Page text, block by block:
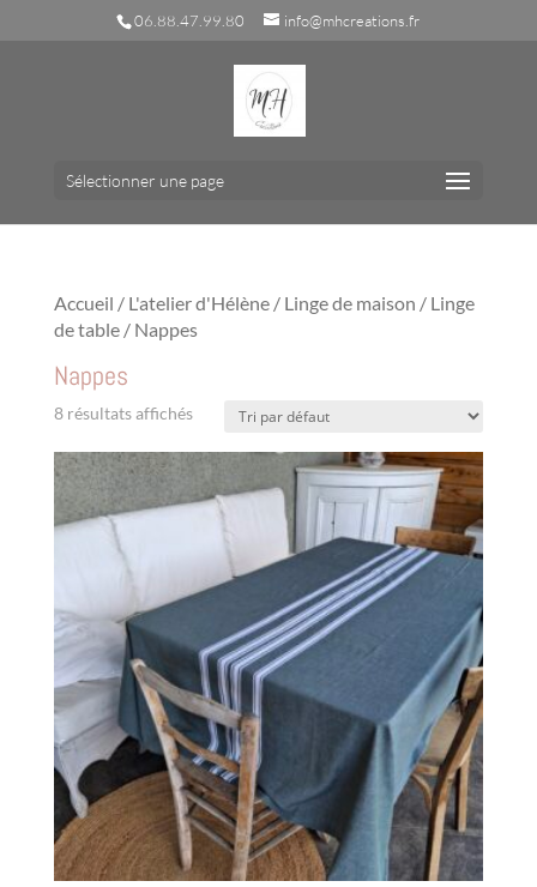
06.88.47.99.80 info@mhcreations.fr
Sélectionner une page
Accueil / L'atelier d'Hélène/ Linge de maison / Linge
de table/ Nappes
Nappes
8 résultats affichés